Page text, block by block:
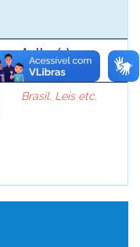
Author(s)
Brasil. Leis etc.